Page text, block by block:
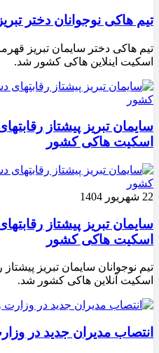
تیم هاکی نوجوانان دختر
تیم هاکی دختر سایمان تبریز
اسکیت اینلاین هاکی کشور شد.
سایمان تبریز پیشتاز
اسکیت هاکی کشور
22 شهریور 1404
سایمان تبریز پیشتاز
اسکیت هاکی کشور
تیم نوجوانان سایمان تبریز
اسکیت آنلاین هاکی کشور شد.
انتصاب مدیران جدید در